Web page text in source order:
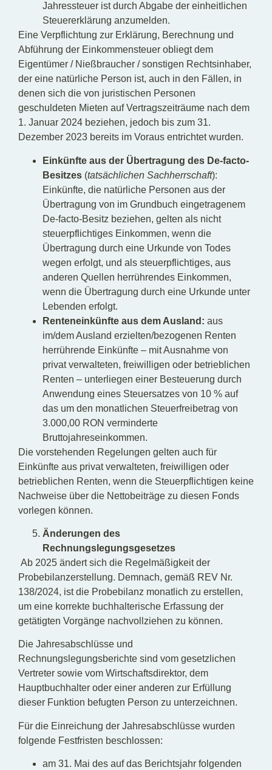
Jahressteuer ist durch Abgabe der einheitlichen
Steuererklärung anzumelden.
Eine Verpflichtung zur Erklärung, Berechnung und
Abführung der Einkommensteuer obliegt dem
Eigentümer / Nießbraucher / sonstigen Rechtsinhaber,
der eine natürliche Person ist, auch in den Fällen, in
denen sich die von juristischen Personen
geschuldeten Mieten auf Vertragszeiträume nach dem
1. Januar 2024 beziehen, jedoch bis zum 31.
Dezember 2023 bereits im Voraus entrichtet wurden.
Einkünfte aus der Übertragung des De-facto-
Besitzes (tatsächlichen Sachherrschaft):
Einkünfte, die natürliche Personen aus der
Übertragung von im Grundbuch eingetragenem
De-facto-Besitz beziehen, gelten als nicht
steuerpflichtiges Einkommen, wenn die
Übertragung durch eine Urkunde von Todes
wegen erfolgt, und als steuerpflichtiges, aus
anderen Quellen herrührendes Einkommen,
wenn die Übertragung durch eine Urkunde unter
Lebenden erfolgt.
Renteneinkünfte aus dem Ausland: aus
im/dem Ausland erzielten/bezogenen Renten
herrührende Einkünfte – mit Ausnahme von
privat verwalteten, freiwilligen oder betrieblichen
Renten – unterliegen einer Besteuerung durch
Anwendung eines Steuersatzes von 10 % auf
das um den monatlichen Steuerfreibetrag von
3.000,00 RON verminderte
Bruttojahreseinkommen.
Die vorstehenden Regelungen gelten auch für
Einkünfte aus privat verwalteten, freiwilligen oder
betrieblichen Renten, wenn die Steuerpflichtigen keine
Nachweise über die Nettobeiträge zu diesen Fonds
vorlegen können.
Änderungen des
Rechnungslegungsgesetzes
Ab 2025 ändert sich die Regelmäßigkeit der
Probebilanzerstellung. Demnach, gemäß REV Nr.
138/2024, ist die Probebilanz monatlich zu erstellen,
um eine korrekte buchhalterische Erfassung der
getätigten Vorgänge nachvollziehen zu können.
Die Jahresabschlüsse und
Rechnungslegungsberichte sind vom gesetzlichen
Vertreter sowie vom Wirtschaftsdirektor, dem
Hauptbuchhalter oder einer anderen zur Erfüllung
dieser Funktion befugten Person zu unterzeichnen.
Für die Einreichung der Jahresabschlüsse wurden
folgende Festfristen beschlossen:
am 31. Mai des auf das Berichtsjahr folgenden